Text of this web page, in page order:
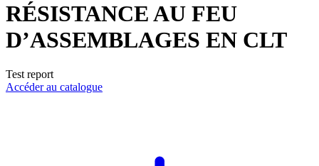
RÉSISTANCE AU FEU
D’ASSEMBLAGES EN CLT
Test report
Accéder au catalogue